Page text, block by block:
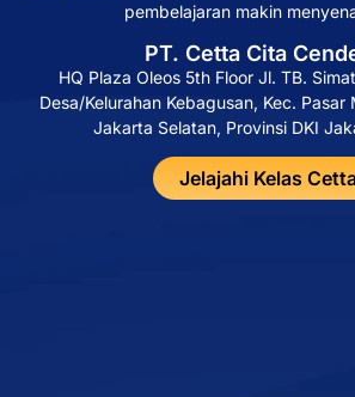
pembelajaran makin
PT. Cetta Cita
HQ Plaza Oleos 5th Floor Jl. TB.
Desa/Kelurahan Kebagusan, Kec.
Jakarta Selatan, Provinsi DKI
Jelajahi Kelas